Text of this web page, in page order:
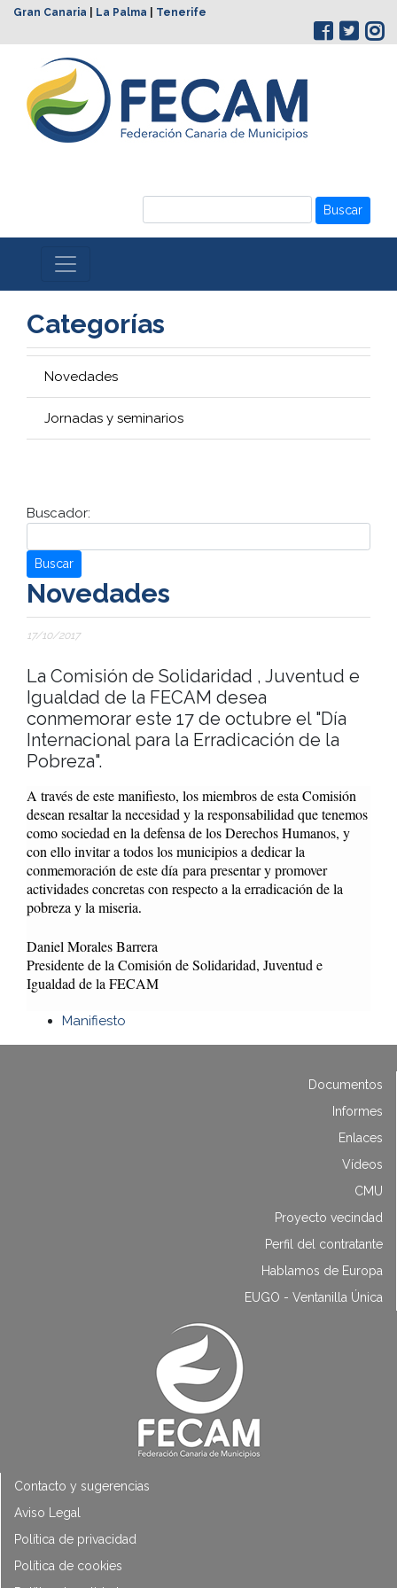
Gran Canaria La Palma Tenerife
Buscar
Categorías
Novedades
Jornadas y seminarios
Buscador:
Buscar
Novedades
17/10/2017
La Comisión de Solidaridad , Juventud e
Igualdad de la FECAM desea
conmemorar este 17 de octubre el "Día
Internacional para la Erradicación de la
Pobreza".
A través de este manifiesto, los miembros de esta Comisión
desean resaltar la necesidad y la responsabilidad que tenemos
como sociedad en la defensa de los Derechos Humanos, y
con ello invitar a todos los municipios a dedicar la
conmemoración de este día para presentar y promover
actividades concretas con respecto a la erradicación de la
pobreza y la miseria.
Daniel Morales Barrera
Presidente de la Comisión de Solidaridad, Juventud e
Igualdad de la FECAM
Manifiesto
Documentos
Informes
Enlaces
Vídeos
CMU
Proyecto vecindad
Perfil del contratante
Hablamos de Europa
EUGO - Ventanilla Única
Contacto y sugerencias
Aviso Legal
Política de privacidad
Política de cookies